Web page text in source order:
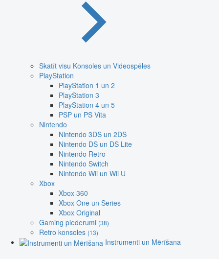
Skatīt visu Konsoles un Videospēles
PlayStation
PlayStation 1 un 2
PlayStation 3
PlayStation 4 un 5
PSP un PS Vita
Nintendo
Nintendo 3DS un 2DS
Nintendo DS un DS Lite
Nintendo Retro
Nintendo Switch
Nintendo Wii un Wii U
Xbox
Xbox 360
Xbox One un Series
Xbox Original
Gaming piederumi (38)
Retro konsoles (13)
Instrumenti un Mērīšana